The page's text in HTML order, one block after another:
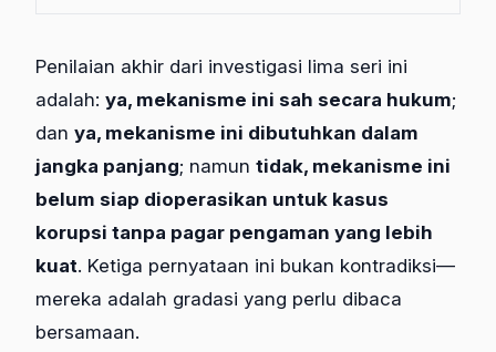
Penilaian akhir dari investigasi lima seri ini
adalah: ya, mekanisme ini sah secara hukum;
dan ya, mekanisme ini dibutuhkan dalam
jangka panjang; namun tidak, mekanisme ini
belum siap dioperasikan untuk kasus
korupsi tanpa pagar pengaman yang lebih
kuat. Ketiga pernyataan ini bukan kontradiksi—
mereka adalah gradasi yang perlu dibaca
bersamaan.